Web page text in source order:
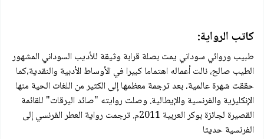
كاتب الرواية:
طبيب وروائي سوداني يمت بصلة قرابة وثيقة للأديب السوداني المشهور
الطيب صالح، نالت أعماله اهتماما كبيرا في الأوساط الأدبية والنقدية،كما
حققت شهرة عالمية، بعد ترجمة معظمها إلى الكثير من اللغات الحية منها
الإنكليزية والفرنسية والإيطالية. وصلت روايته "صائد اليرقات" للقائمة
القصيرة لجائزة بوكر العربية 2011م. ترجمت رواية العطر الفرنسي إلى
الفرنسية حديثا